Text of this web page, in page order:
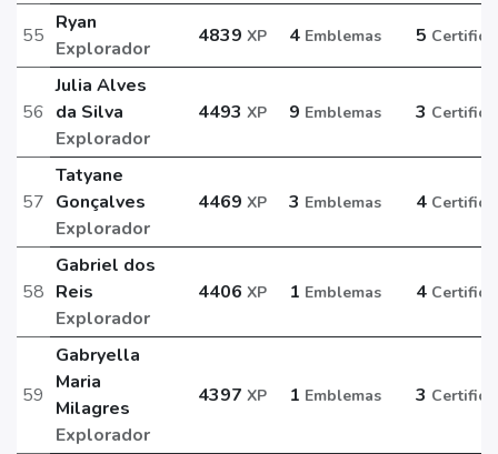
55
Ryan
Explorador
4839 XP 4 Emblemas 5
56
Julia Alves
da Silva
Explorador
4493 XP 9 Emblemas 3
57
Tatyane
Gonçalves
Explorador
4469 XP 3 Emblemas 4
58
Gabriel dos
Reis
Explorador
4406 XP 1 Emblemas 4
59
Gabryella
Maria
Milagres
Explorador
4397 XP 1 Emblemas 3